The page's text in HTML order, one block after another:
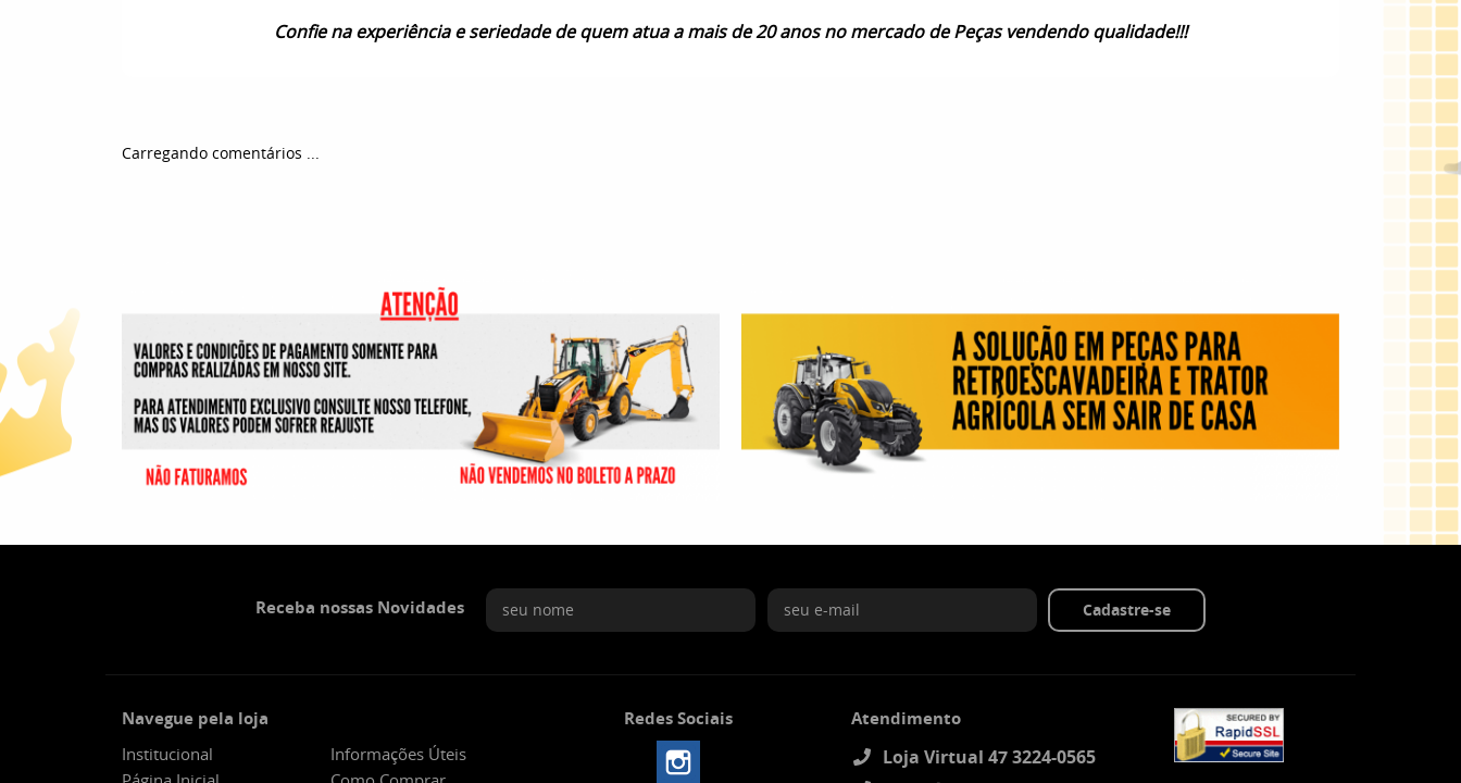
Confie na experiência e seriedade de quem atua a mais de 20 anos no mercado de Peças vendendo qualidade!!!
Carregando comentários ...
Receba nossas Novidades Cadastre-se
Navegue pela loja
Institucional
Informações Úteis
Redes Sociais Atendimento
Loja Virtual 47 3224-0565